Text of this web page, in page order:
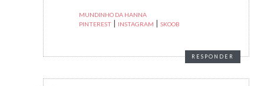
MUNDINHO DA HANNA
PINTEREST
INSTAGRAM SKOOB
RESPONDER